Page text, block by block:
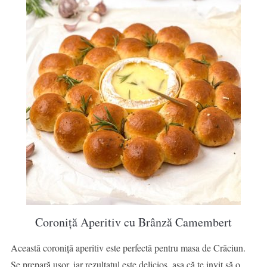
Coroniță Aperitiv cu Brânză Camembert
Această coroniță aperitiv este perfectă pentru masa de Crăciun.
Se prepară ușor, iar rezultatul este delicios, așa că te invit să o